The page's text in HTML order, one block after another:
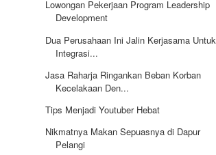
Lowongan Pekerjaan Program Leadership
Development
Dua Perusahaan Ini Jalin Kerjasama Untuk
Integrasi...
Jasa Raharja Ringankan Beban Korban
Kecelakaan Den...
Tips Menjadi Youtuber Hebat
Nikmatnya Makan Sepuasnya di Dapur
Pelangi